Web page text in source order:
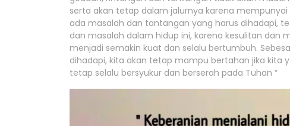
serta akan tetap dalam jalurnya karena mempunyai
ada masalah dan tantangan yang harus dihadapi,
dan masalah dalam hidup ini, karena kesulitan dan
menjadi semakin kuat dan selalu bertumbuh.
dihadapi, kita akan tetap mampu bertahan jika kita
tetap selalu bersyukur dan berserah pada Tuhan “